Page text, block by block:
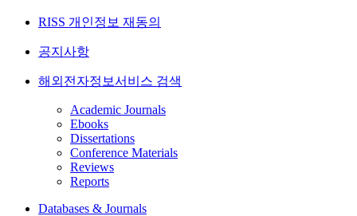
RISS 개인정보 재동의
공지사항
해외전자정보서비스 검색
Academic Journals
Ebooks
Dissertations
Conference Materials
Reviews
Reports
Databases & Journals